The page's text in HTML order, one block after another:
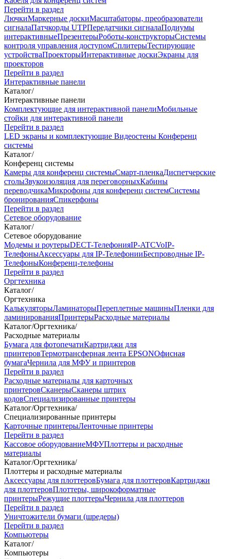
Перейти в раздел
ЛючкиМаркерные доскиМасштабаторы, преобразователи
сигналаПатчкорды UTPПередатчики сигналаПодиумы
интерактивныеПрезентерыРоботы-конструкторыСистемы
контроля управления доступомСплитерыТестирующие
устройстваПроекторыИнтерактивные доскиЭкраны для
проекторов
Перейти в раздел
Интерактивные панели
Каталог/
Интерактивные панели
Комплектующие для интерактивной панелиМобильные
стойки для интерактивной панели
Перейти в раздел
LED экраны и комплектующие Видеостены Конференц
системы
Каталог/
Конференц системы
Камеры для конференц системыCмарт-пленкаДиспетчерские
столыЗвукоизоляция для переговорныхКабины
переводчикаМикрофоны для конференц системСистемы
бронированияСпикерфоны
Перейти в раздел
Сетевое оборудование
Каталог/
Сетевое оборудование
Модемы и роутерыDECT-ТелефонияIP-ATCVoIP-
ТелефоныАксессуары для IP-ТелефонииБеспроводные IP-
ТелефоныКонференц-телефоны
Перейти в раздел
Оргтехника
Каталог/
Оргтехника
КалькуляторыЛаминаторыПереплетные машиныПленки для
ламинированияПринтерыРасходные материалы
Каталог/Оргтехника/
Расходные материалы
Бумага для фотопечатиКартриджи для
принтеровТермотрансферная лента EPSONОфисная
бумагаЧернила для МФУ и принтеров
Перейти в раздел
Расходные материалы для карточных
принтеровСканерыСканеры штрих
кодовСпециализированные принтеры
Каталог/Оргтехника/
Специализированные принтеры
Карточные принтерыЛенточные принтеры
Перейти в раздел
Кассовое оборудованиеМФУПлоттеры и расходные
материалы
Каталог/Оргтехника/
Плоттеры и расходные материалы
Аксессуары для плоттеровБумага для плоттеровКартриджи
для плоттеровПлоттеры, широкоформатные
принтерыРежущие плоттерыЧернила для плоттеров
Перейти в раздел
Уничтожители бумаги (шредеры)
Перейти в раздел
Компьютеры
Каталог/
Компьютеры